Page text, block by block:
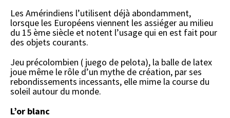
Les Amérindiens l’utilisent déjà abondamment,
lorsque les Européens viennent les assiéger au milieu
du 15 ème siècle et notent l’usage qui en est fait pour
des objets courants.
Jeu précolombien ( juego de pelota), la balle de latex
joue même le rôle d’un mythe de création, par ses
rebondissements incessants, elle mime la course du
soleil autour du monde.
L’or blanc